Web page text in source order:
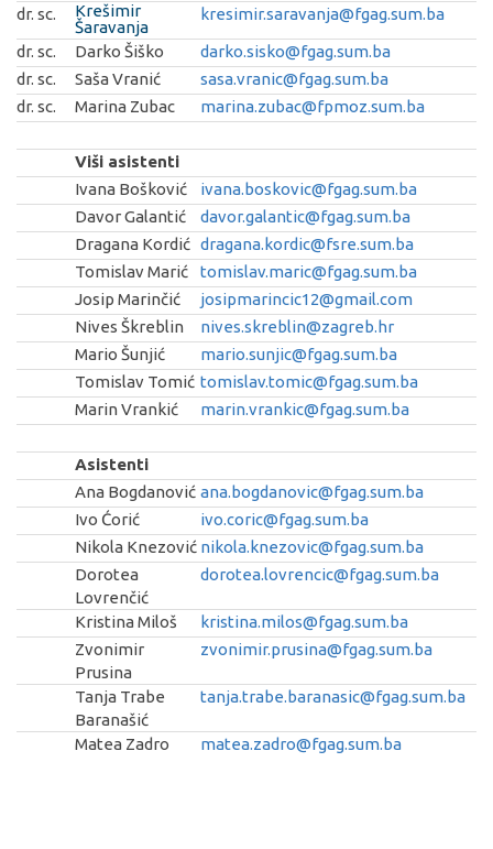
dr. sc.
Krešimir
Šaravanja
kresimir.saravanja@fgag.sum.ba
dr. sc.
Darko Šiško
darko.sisko@fgag.sum.ba
dr. sc.
Saša Vranić
sasa.vranic@fgag.sum.ba
dr. sc.
Marina Zubac marina.zubac@fpmoz.sum.ba
Viši asistenti
Ivana Bošković
ivana.boskovic@fgag.sum.ba
Davor Galantić
davor.galantic@fgag.sum.ba
Dragana Kordić dragana.kordic@fsre.sum.ba
Tomislav Marić
tomislav.maric@fgag.sum.ba
Josip Marinčić
josipmarincic12@gmail.com
Nives Škreblin
nives.skreblin@zagreb.hr
Mario Šunjić
mario.sunjic@fgag.sum.ba
Tomislav Tomić tomislav.tomic@fgag.sum.ba
Marin Vrankić
marin.vrankic@fgag.sum.ba
Asistenti
Ana Bogdanović ana.bogdanovic@fgag.sum.ba
Ivo Ćorić
ivo.coric@fgag.sum.ba
Nikola Knezović nikola.knezovic@fgag.sum.ba
Dorotea
Lovrenčić
dorotea.lovrencic@fgag.sum.ba
Kristina Miloš
kristina.milos@fgag.sum.ba
Zvonimir
Prusina
zvonimir.prusina@fgag.sum.ba
Tanja Trabe
Baranašić
tanja.trabe.baranasic@fgag.sum.ba
Matea Zadro matea.zadro@fgag.sum.ba